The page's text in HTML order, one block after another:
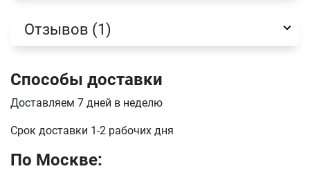
Отзывов (1)
Способы доставки
Доставляем 7 дней в неделю
Срок доставки 1-2 рабочих дня
По Москве: